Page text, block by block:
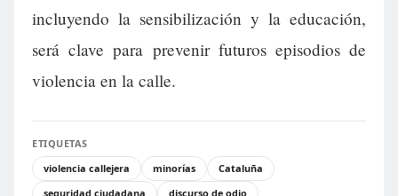
incluyendo la sensibilización y la educación,
será clave para prevenir futuros episodios de
violencia en la calle.
ETIQUETAS
violencia callejera
minorías
Cataluña
seguridad ciudadana
discurso de odio